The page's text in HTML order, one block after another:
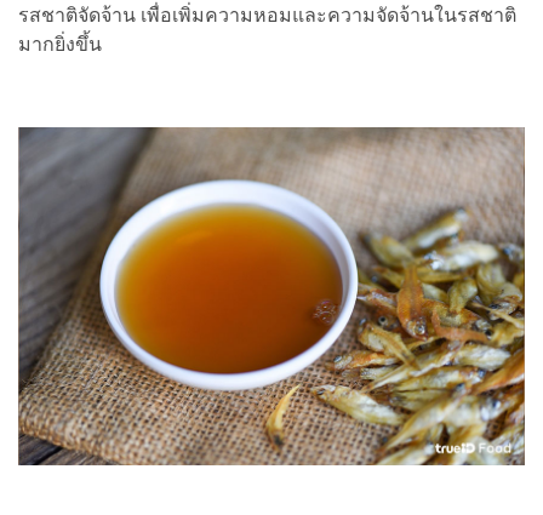
รสชาติจัดจ้าน เพื่อเพิ่มความหอมและความจัดจ้านในรสชาติ
มากยิ่งขึ้น